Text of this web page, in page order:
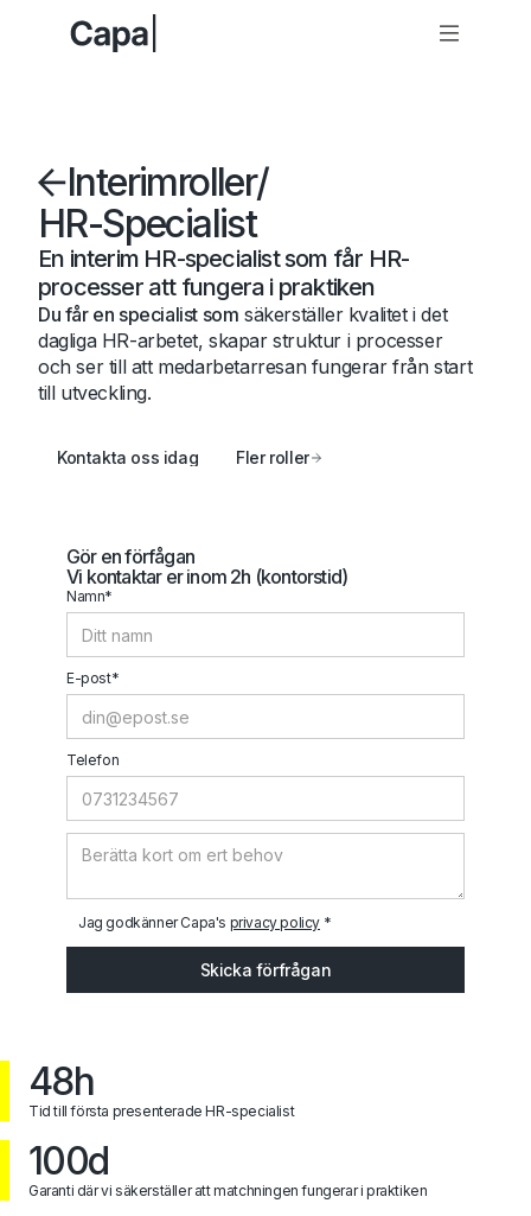
Interimroller/
HR-Specialist
En interim HR-specialist som får HR-
processer att fungera i praktiken
Du får en specialist som säkerställer kvalitet i det
dagliga HR-arbetet, skapar struktur i processer
och ser till att medarbetarresan fungerar från start
till utveckling.
Kontakta oss idag Fler roller
Gör en förfågan
Vi kontaktar er inom 2h (kontorstid)
Namn*
E-post*
Telefon
Jag godkänner Capa's privacy policy *
48h
Tid till första presenterade HR-specialist
100d
Garanti där vi säkerställer att matchningen fungerar i praktiken